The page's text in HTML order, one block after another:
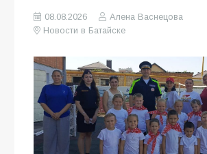
08.08.2026
Алена Васнецова
Новости в Батайске